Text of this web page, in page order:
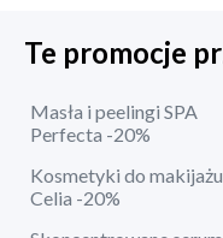
Te promocje
Masła i peelingi SPA
Perfecta -20%
Kosmetyki do makijażu
Celia -20%